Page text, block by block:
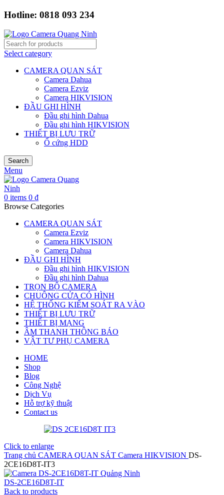
Hotline: 0818 093 234
Select category
CAMERA QUAN SÁT
Camera Dahua
Camera Ezviz
Camera HIKVISION
ĐẦU GHI HÌNH
Đầu ghi hình Dahua
Đầu ghi hình HIKVISION
THIẾT BỊ LƯU TRỮ
Ổ cứng HDD
Search
Menu
0 items 0 ₫
Browse Categories
CAMERA QUAN SÁT
Camera Ezviz
Camera HIKVISION
Camera Dahua
ĐẦU GHI HÌNH
Đầu ghi hình HIKVISION
Đầu ghi hình Dahua
TRỌN BỘ CAMERA
CHUÔNG CỬA CÓ HÌNH
HỆ THỐNG KIỂM SOÁT RA VÀO
THIẾT BỊ LƯU TRỮ
THIẾT BỊ MẠNG
ÂM THANH THÔNG BÁO
VẬT TƯ PHỤ CAMERA
HOME
Shop
Blog
Công Nghệ
Dịch Vụ
Hỗ trợ kỹ thuật
Contact us
Click to enlarge
Trang chủ CAMERA QUAN SÁT Camera HIKVISION DS-
2CE16D8T-IT3
DS-2CE16D8T-IT
Back to products